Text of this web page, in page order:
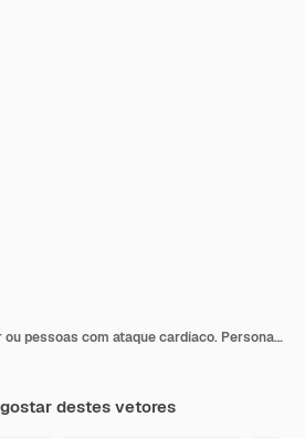
Meninas ou mulher ou pessoas com ataque cardíaco. Personagem com dor no peito. Mágoa. Expressão dolorosa no rosto. Conceito de doença. Isolado. Ilustração em estilo cartoon plana. Saúde e Medicina.
destes vetores